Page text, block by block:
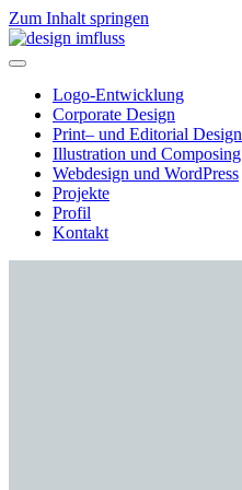
Zum Inhalt springen
Navigation
Logo-Entwicklung
Corporate Design
Print– und Editorial Design
Illustration und Composing
Webdesign und WordPress
Projekte
Profil
Kontakt